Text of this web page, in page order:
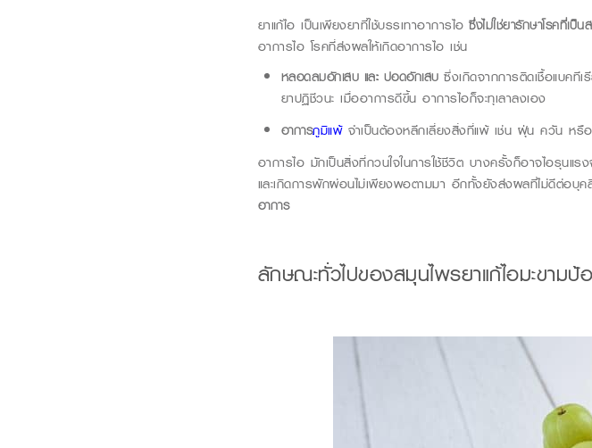
ยาแก้ไอ เป็นเพียงยาที่ใช้บรรเทาอาการไอ ซึ่งไม่ใช่ยารักษาโรคที่เป็น
อาการไอ โรคที่ส่งผลให้เกิดอาการไอ เช่น
หลอดลมอักเสบ และ ปอดอักเสบ ซึ่งเกิดจากการติดเชื้อแบคที
ยาปฏิชีวนะ เมื่ออาการดีขึ้น อาการไอก็จะทุเลาลงเอง
อาการภูมิแพ้จำเป็นต้องหลีกเลี่ยงสิ่งที่แพ้ เช่น ฝุ่น ควัน หรื
อาการไอ มักเป็นสิ่งที่กวนใจในการใช้ชีวิต บางครั้งก็อาจไอรุน
และเกิดการพักผ่อนไม่เพียงพอตามมา อีกทั้งยังส่งผลที่ไม่ดีต่อบุ
อาการ
ลักษณะทั่วไปของสมุนไพรยาแก้ไอมะขามป้